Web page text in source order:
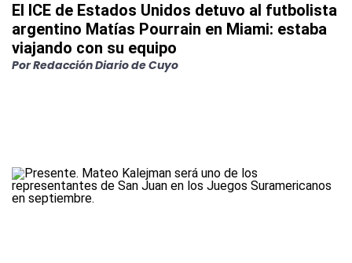
El ICE de Estados Unidos detuvo al futbolista
argentino Matías Pourrain en Miami: estaba
viajando con su equipo
PorRedacción Diario de Cuyo